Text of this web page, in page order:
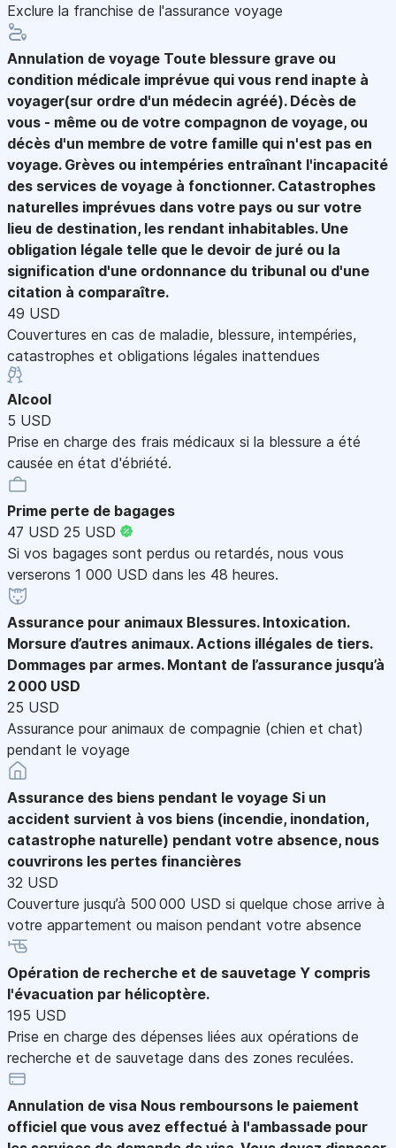
Exclure la franchise de l'assurance voyage
Annulation de voyage Toute blessure grave ou
condition médicale imprévue qui vous rend inapte à
voyager(sur ordre d'un médecin agréé). Décès de
vous - même ou de votre compagnon de voyage, ou
décès d'un membre de votre famille qui n'est pas en
voyage. Grèves ou intempéries entraînant l'incapacité
des services de voyage à fonctionner. Catastrophes
naturelles imprévues dans votre pays ou sur votre
lieu de destination, les rendant inhabitables. Une
obligation légale telle que le devoir de juré ou la
signification d'une ordonnance du tribunal ou d'une
citation à comparaître.
49 USD
Couvertures en cas de maladie, blessure, intempéries,
catastrophes et obligations légales inattendues
Alcool
5 USD
Prise en charge des frais médicaux si la blessure a été
causée en état d'ébriété.
Prime perte de bagages
47 USD 25 USD
Si vos bagages sont perdus ou retardés, nous vous
verserons 1 000 USD dans les 48 heures.
Assurance pour animaux Blessures. Intoxication.
Morsure d’autres animaux. Actions illégales de tiers.
Dommages par armes. Montant de l’assurance jusqu’à
2 000 USD
25 USD
Assurance pour animaux de compagnie (chien et chat)
pendant le voyage
Assurance des biens pendant le voyage Si un
accident survient à vos biens (incendie, inondation,
catastrophe naturelle) pendant votre absence, nous
couvrirons les pertes financières
32 USD
Couverture jusqu’à 500 000 USD si quelque chose arrive à
votre appartement ou maison pendant votre absence
Opération de recherche et de sauvetage Y compris
l'évacuation par hélicoptère.
195 USD
Prise en charge des dépenses liées aux opérations de
recherche et de sauvetage dans des zones reculées.
Annulation de visa Nous remboursons le paiement
officiel que vous avez effectué à l'ambassade pour